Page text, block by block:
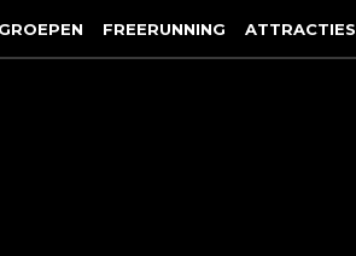
GROEPEN FREERUNNING ATTRACTIES